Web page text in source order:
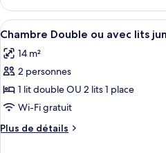
ou
avec
lits
jumeaux
le
type
de
Chambre
Double
avec
lits
Afficher
toutes
les
photos
pour
ce
type
de
5
Chambre Double ou avec lits
14 m²
2 personnes
1 lit double OU 2 lits 1 place
Wi-Fi gratuit
Plus de détails
Plus